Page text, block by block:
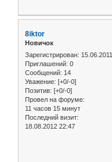
8iktor
Новичок
Зарегистрирован: 15.06.2011
Приглашений: 0
Сообщений: 14
Уважение: [+0/-0]
Позитив: [+0/-0]
Провел на форуме:
11 часов 15 минут
Последний визит:
18.08.2012 22:47